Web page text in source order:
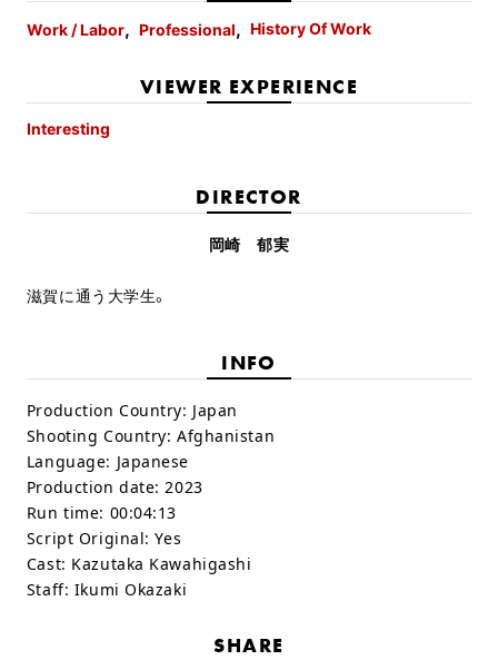
Work / Labor Professional History Of Work
VIEWER EXPERIENCE
Interesting
DIRECTOR
岡崎 郁実
滋賀に通う大学生。
INFO
Production Country: Japan
Shooting Country: Afghanistan
Language: Japanese
Production date: 2023
Run time: 00:04:13
Script Original: Yes
Cast: Kazutaka Kawahigashi
Staff: Ikumi Okazaki
SHARE